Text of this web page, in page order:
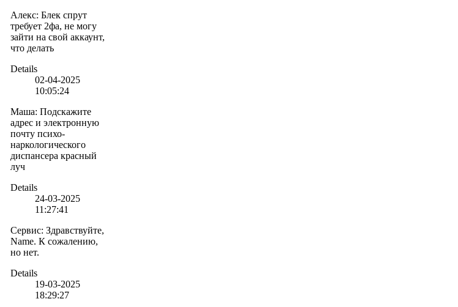
Алекс: Блек спрут
требует 2фа, не могу
зайти на свой аккаунт,
что делать
Details
02-04-2025
10:05:24
Маша: Подскажите
адрес и электронную
почту психо-
наркологического
диспансера красный
луч
Details
24-03-2025
11:27:41
Сервис: Здравствуйте,
Name. К сожалению,
но нет.
Details
19-03-2025
18:29:27